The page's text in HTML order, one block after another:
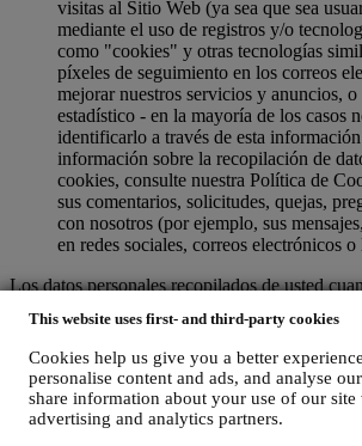
This website uses first- and third-party cookies
Cookies help us give you a better
personalise content and ads, and analyse
share information about your use of our
advertising and analytics partners.
visitas al Sitio Web (ya sea que sea
mediante el uso de registros y/o
como "cookies" y otras tecnologías
píxeles de seguimiento en los correos
mejorar nuestros servicios y anuncios, o
estadístico - en la mayoría de los casos
identificarlo a través de esta
información sobre la recopilación de
cookies, consulte nuestra Política de
sus comentarios, solicitudes, quejas,
con nosotros (por ejemplo, sus
en redes sociales, correos electrónicos
Los datos personales recopilados de usted
muy protegidos y tiene los derechos de
en el párrafo 8) a continuación.
2. ¿QUIEN RECOPILA SU INFORMACION?
El responsable del tratamiento de datos de los
electrónico ofrecidos a través del Sitio Web es